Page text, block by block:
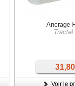
Ancrage
Tractel
Voir le